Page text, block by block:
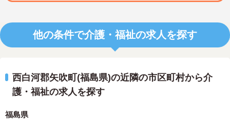
他の条件で介護・福祉の求人を探す
西白河郡矢吹町(福島県)の近隣の市区町村から介
護・福祉の求人を探す
福島県